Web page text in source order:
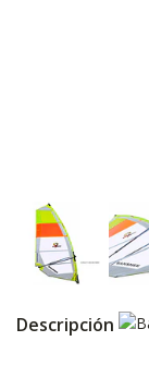
Descripción